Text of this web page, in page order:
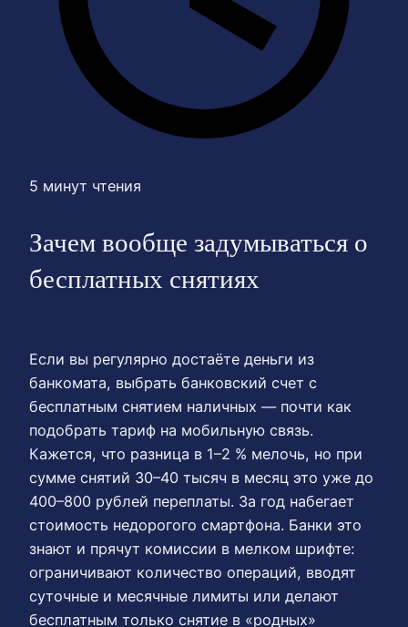
5 минут чтения
Зачем вообще задумываться о
бесплатных снятиях
Если вы регулярно достаёте деньги из
банкомата, выбрать банковский счет с
бесплатным снятием наличных — почти как
подобрать тариф на мобильную связь.
Кажется, что разница в 1–2 % мелочь, но при
сумме снятий 30–40 тысяч в месяц это уже до
400–800 рублей переплаты. За год набегает
стоимость недорогого смартфона. Банки это
знают и прячут комиссии в мелком шрифте:
ограничивают количество операций, вводят
суточные и месячные лимиты или делают
бесплатным только снятие в «родных»